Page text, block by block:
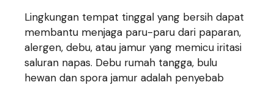
Lingkungan tempat tinggal yang bersih dapat
membantu menjaga paru-paru dari paparan,
alergen, debu, atau jamur yang memicu iritasi
saluran napas. Debu rumah tangga, bulu
hewan dan spora jamur adalah penyebab